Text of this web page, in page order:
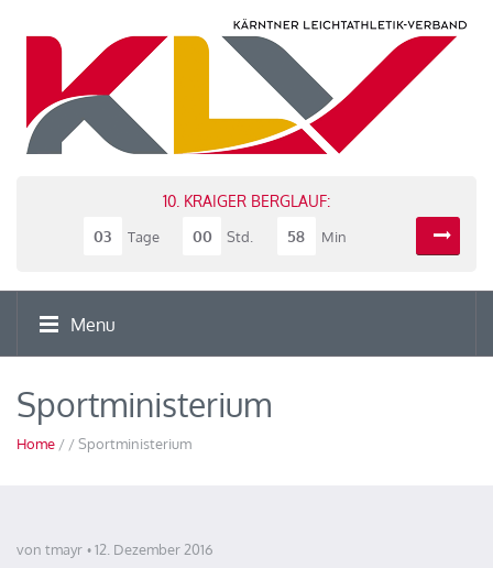
10. KRAIGER BERGLAUF:
03
Tage 00 Std. 58 Min
Menu
Sportministerium
Home / / Sportministerium
von tmayr 12. Dezember 2016